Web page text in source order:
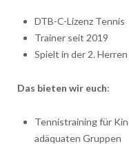
DTB-C-Lizenz Tennis
Trainer seit 2019
Spielt in der 2.
Das bieten wir euch:
Tennistraining für
adäquaten Gruppen